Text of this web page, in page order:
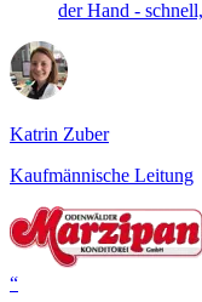
der Hand -
Katrin Zuber
Kaufmännische Leitung
“